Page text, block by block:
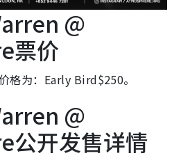
@
票价
格为：Early Bird$250。
@
开发售详情